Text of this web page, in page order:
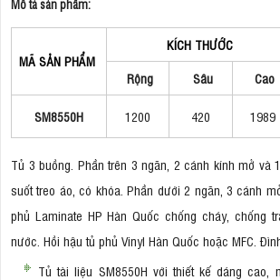
Mô tả sản phẩm:
MÃ SẢN PHẨM
KÍCH THƯỚC
Rộng
Sâu Cao
SM8550H 1200 420 1989
Tủ 3 buồng. Phần trên 3 ngăn, 2 cánh kính mở và
suốt treo áo, có khóa. Phần dưới 2 ngăn, 3 cánh
phủ Laminate HP Hàn Quốc chống cháy, chống
nước. Hồi hậu tủ phủ Vinyl Hàn Quốc hoặc MFC.
Tủ tài liệu SM8550H với thiết kế dáng cao,